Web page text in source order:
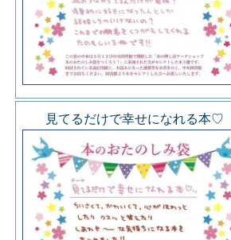
見てるだけで幸せになれる本♡